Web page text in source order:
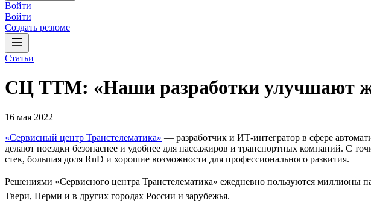
Войти
Войти
Создать резюме
Статьи
СЦ ТТМ: «Наши разработки улучшают
16 мая 2022
«Сервисный центр Транстелематика» — разработчик и ИТ-интегратор в сфере
делают поездки безопаснее и удобнее для пассажиров и транспортных компаний.
стек, большая доля RnD и хорошие возможности для профессионального развития.
Решениями «Сервисного центра Транстелематика» ежедневно пользуются миллионы
Твери, Перми и в других городах России и зарубежья.